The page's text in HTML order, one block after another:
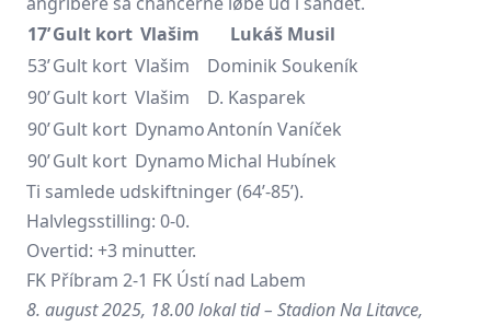
17’Gult kort Vlašim
Lukáš Musil
53’Gult kort Vlašim
Dominik Soukeník
90’Gult kort Vlašim
D. Kasparek
90’Gult kort DynamoAntonín Vaníček
90’Gult kort DynamoMichal Hubínek
Ti samlede udskiftninger (64’-85’).
Halvlegsstilling: 0-0.
Overtid: +3 minutter.
FK Příbram 2-1 FK Ústí nad Labem
8. august 2025, 18.00 lokal tid – Stadion Na Litavce,